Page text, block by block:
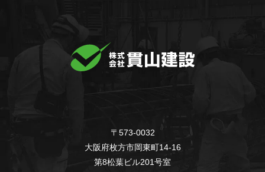
〒573-0032
大阪府枚方市岡東町14-16
第8松葉ビル201号室